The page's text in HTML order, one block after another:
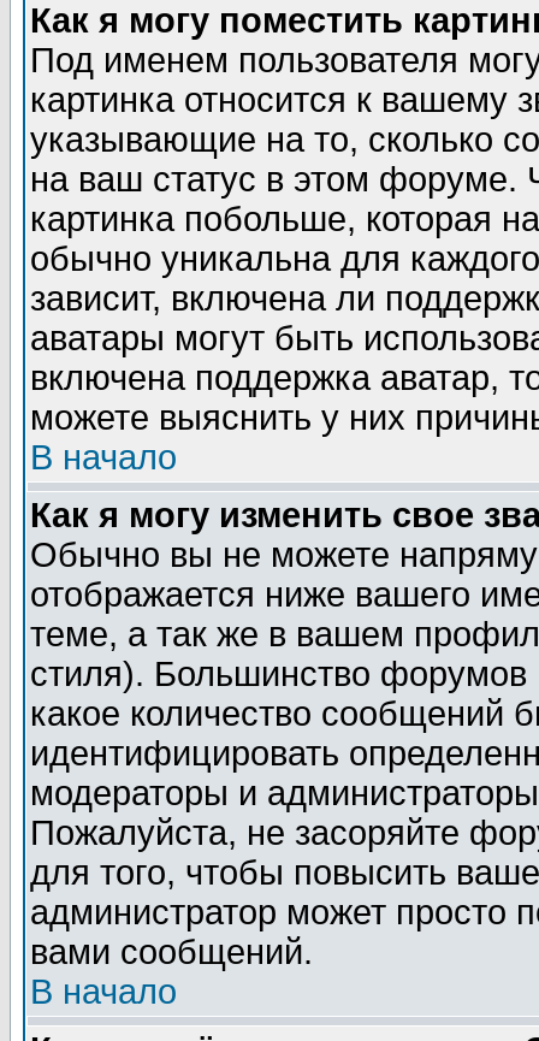
Как я могу поместить
Под именем пользователя
картинка относится к вашему
указывающие на то, сколько
на ваш статус в этом форуме.
картинка побольше, которая
обычно уникальна для
зависит, включена ли
аватары могут быть
включена поддержка аватар,
можете выяснить у них
В начало
Как я могу изменить свое
Обычно вы не можете
отображается ниже вашего
теме, а так же в вашем
стиля). Большинство форумов
какое количество сообщений
идентифицировать
модераторы и
Пожалуйста, не засоряйте
для того, чтобы повысить
администратор может просто
вами сообщений.
В начало